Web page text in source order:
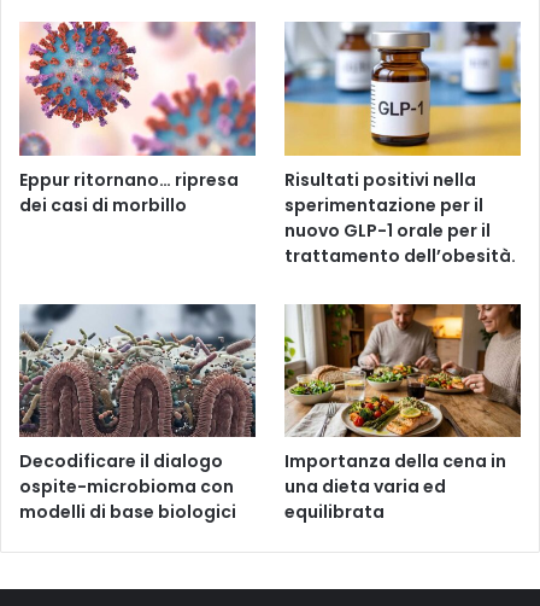
Eppur ritornano… ripresa
dei casi di morbillo
Risultati positivi nella
sperimentazione per il
nuovo GLP-1 orale per il
trattamento dell’obesità.
Decodificare il dialogo
ospite-microbioma con
modelli di base biologici
Importanza della cena in
una dieta varia ed
equilibrata